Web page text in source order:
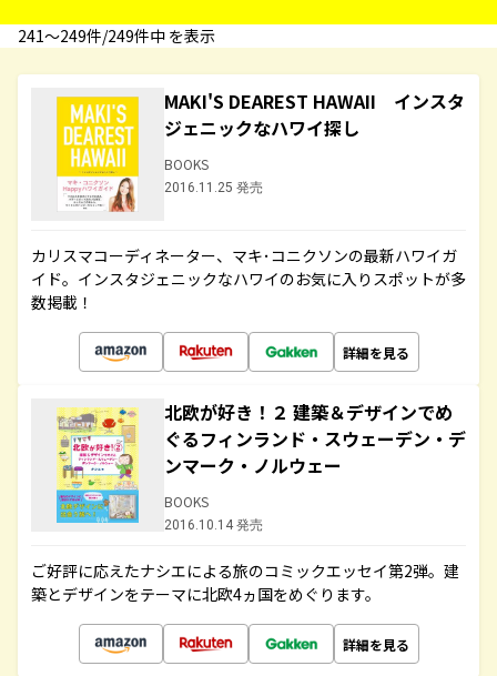
241〜249件/249件中 を表示
MAKI'S DEAREST HAWAII インスタ
ジェニックなハワイ探し
BOOKS
2016.11.25 発売
カリスマコーディネーター、マキ･コニクソンの最新ハワイガ
イド。インスタジェニックなハワイのお気に入りスポットが多
数掲載！
詳細を見る
北欧が好き！２ 建築＆デザインでめ
ぐるフィンランド・スウェーデン・デ
ンマーク・ノルウェー
BOOKS
2016.10.14 発売
ご好評に応えたナシエによる旅のコミックエッセイ第2弾。建
築とデザインをテーマに北欧4ヵ国をめぐります。
詳細を見る